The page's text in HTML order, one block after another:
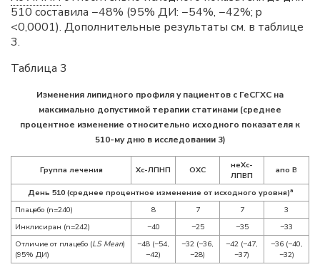
510 составила −48% (95% ДИ: −54%, −42%; p
<0,0001). Дополнительные результаты см. в таблице
3.
Таблица 3
Изменения липидного профиля у пациентов с ГеСГХС на
максимально допустимой терапии статинами (среднее
процентное изменение относительно исходного показателя к
510-му дню в исследовании 3)
Группа лечения Хс-ЛПНП ОХС
неХс-
ЛПВП
апо B
День 510 (среднее процентное изменение от исходного уровня)a
Плацебо (n=240) 8 7 7
3
Инклисиран (n=242)
−40 −25 −35
−33
Отличие от плацебо (LS Mean)
(95% ДИ)
−48 (−54,
−42)
−32 (−36,
−28)
−42 (−47,
−37)
−36 (−40,
−32)